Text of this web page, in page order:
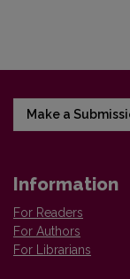
Make a
Information
For Readers
For Authors
For Librarians